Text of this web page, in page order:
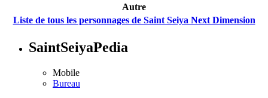
Autre
Liste de tous les personnages de Saint Seiya Next Dimension
SaintSeiyaPedia
Mobile
Bureau